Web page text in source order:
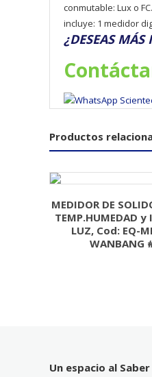
conmutable: Lux o
incluye: 1 medidor
¿DESEAS
Productos
MEDIDOR DE
TEMP.HUMEDAD y
LUZ, Cod: EQ-
WANBANG
Un espacio al Saber